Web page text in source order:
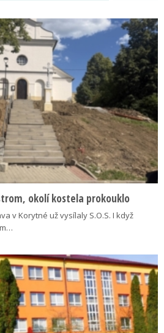
okolí kostela prokouklo
v Korytné už vysílaly S.O.S. I když